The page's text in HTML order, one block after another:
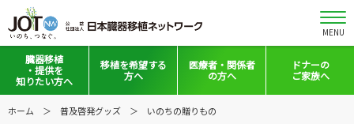
MENU
臓器移植
・提供を
知りたい方へ
移植と提供とは
移植を希望する
方へ
移植希望登録をお考えの方へ
医療者・ 関係者
の方へ
医療者向けお知らせ
ドナーの
ご家族へ
ホーム 普及啓発グッズ いのちの贈りもの